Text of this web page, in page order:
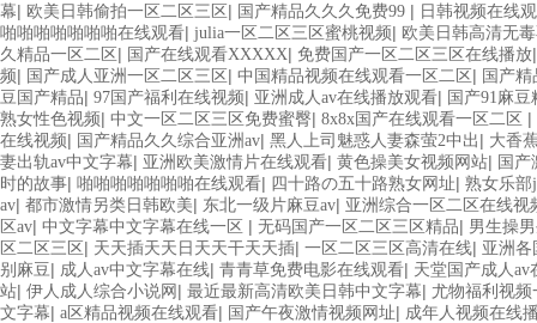
幕| 欧美日韩偷拍一区二区三区 | 国产精品久久久免费99 | 日韩视频在线
啪啪啪啪啪啪啪在线观看| julia一区二区三区蜜桃视频| 欧美日韩高清无
久精品一区二区 | 国产在线观看XXXXX| 免费国产一区二区三区在线播放
频| 国产成人亚洲一区二区三区 | 中国精品视频在线观看一区二区 | 国产
豆国产精品| 97国产福利在线视频| 亚洲成人av在线播放观看| 国产91麻
熟女性色视频| 中文一区二区三区免费蜜臀| 8x8x国产在线观看一区二区 |
在线视频| 国产精品久久综合亚洲av| 黑人上司魅惑人妻森萤2中出 | 大香
妻出轨av中文字幕| 亚洲欧美激情片在线观看| 黄色操美女视频网站| 国
时的故事| 啪啪啪啪啪啪啪在线观看| 四十路の五十路熟女网址| 熟女乐部
av| 都市激情另类日韩欧美| 东北一级片麻豆av| 亚洲综合一区二区在线视
区av| 中文字幕中文字幕在线一区 | 无码国产一区二区三区精品| 男生操
区二区三区 | 天天插天天日天天干天天插| 一区二区三区高清在线| 亚洲各
别麻豆| 成人av中文字幕在线| 青青草免费电影在线观看| 天堂国产成人av
站| 伊人成人综合小说网 | 最近最新高清欧美日韩中文字幕| 尤物福利视频
文字幕| a区精品视频在线观看| 国产午夜激情视频网址| 成年人视频在线